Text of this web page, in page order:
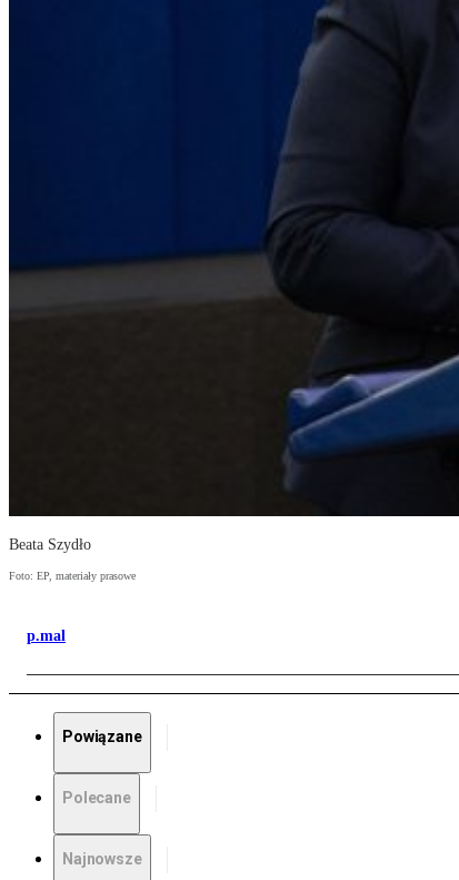
Beata Szydło
Foto: EP, materiały prasowe
p.mal
Powiązane
Polecane
Najnowsze